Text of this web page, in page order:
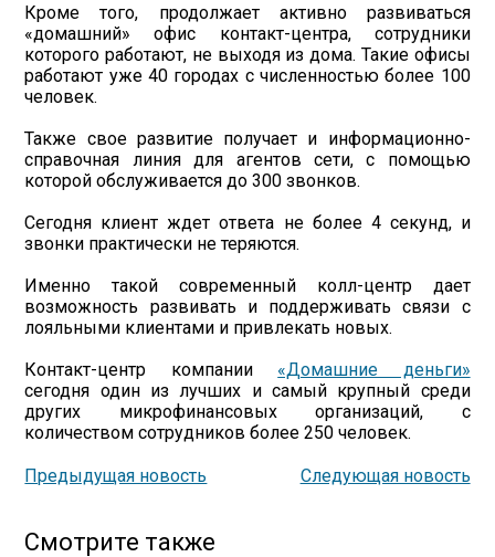
Кроме того, продолжает активно развиваться
«домашний» офис контакт-центра, сотрудники
которого работают, не выходя из дома. Такие офисы
работают уже 40 городах с численностью более 100
человек.
Также свое развитие получает и информационно-
справочная линия для агентов сети, с помощью
которой обслуживается до 300 звонков.
Сегодня клиент ждет ответа не более 4 секунд, и
звонки практически не теряются.
Именно такой современный колл-центр дает
возможность развивать и поддерживать связи с
лояльными клиентами и привлекать новых.
Контакт-центр компании «Домашние деньги»
сегодня один из лучших и самый крупный среди
других микрофинансовых организаций, с
количеством сотрудников более 250 человек.
Предыдущая новость Следующая новость
Смотрите также